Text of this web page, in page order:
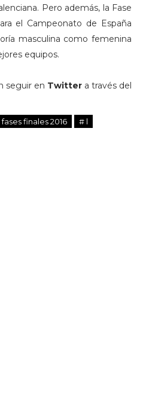
Pero además, la Fase
el Campeonato de España
masculina como femenina
equipos.
seguir en Twitter a través del
finales 2016 # l